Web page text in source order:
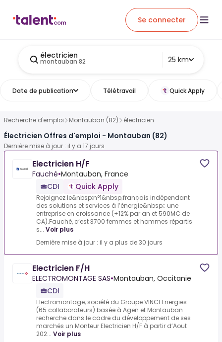
Se connecter
électricien
montauban 82 25 km
Date de publication Télétravail Quick Apply
Recherche d'emploi Montauban (82) électricien
Électricien Offres d'emploi - Montauban (82)
Dernière mise à jour : il y a 17 jours
Electricien H/F
Fauché•Montauban, France
CDI
Quick Apply
Rejoignez le&nbsp;n°1&nbsp;français indépendant
des solutions et services à l’énergie&nbsp;: une
entreprise en croissance (+12% par an et 590M€ de
CA).Fauché, c’est 3700 femmes et hommes répartis
s... Voir plus
Dernière mise à jour : il y a plus de 30 jours
Electricien F/H
ELECTROMONTAGE SAS•Montauban, Occitanie
CDI
Electromontage, société du Groupe VINCI Energies
(65 collaborateurs) basée à Agen et Montauban
recherche dans le cadre du développement de ses
marchés un.Monteur Electricien H/F à partir d’Aout
202... Voir plus